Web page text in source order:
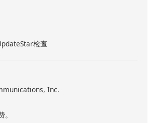
检查
Inc.